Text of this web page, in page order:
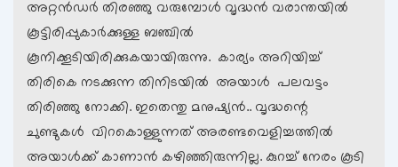
അറ്റന്‍ഡര്‍ തിരഞ്ഞു വരുമ്പോള്‍ വൃദ്ധന്‍ വരാന്തയില്‍
കൂട്ടിരിപ്പുകാര്‍ക്കുള്ള ബഞ്ചില്‍
കൂനിക്കൂടിയിരിക്കുകയായിരുന്നു. കാര്യം അറിയിച്ച്
തിരികെ നടക്കുന്ന തിനിടയില്‍ അയാള്‍ പലവട്ടം
തിരിഞ്ഞു നോക്കി. ഇതെന്തു മനുഷ്യന്‍.. വൃദ്ധന്റെ
ചുണ്ടുകള്‍ വിറകൊള്ളുന്നത് അരണ്ടവെളിച്ചത്തില്‍
അയാള്‍ക്ക് കാണാന്‍ കഴിഞ്ഞിരുന്നില്ല. കുറച്ച് നേരം കൂടി